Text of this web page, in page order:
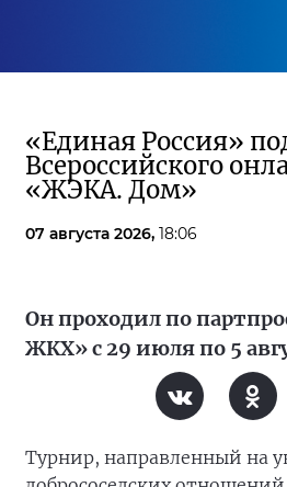
«Единая Россия»
Всероссийского
«ЖЭКА. Дом»
07 августа 2026, 18:06
Он проходил по
ЖКХ» с 29 июля по 5
Турнир, направленный на